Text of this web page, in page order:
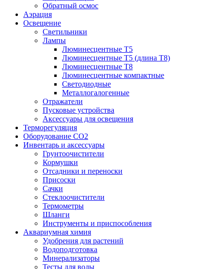
Обратный осмос
Аэрация
Освещение
Светильники
Лампы
Люминесцентные T5
Люминесцентные T5 (длина T8)
Люминесцентные T8
Люминесцентные компактные
Светодиодные
Металлогалогенные
Отражатели
Пусковые устройства
Аксессуары для освещения
Терморегуляция
Оборудование CO2
Инвентарь и аксессуары
Грунтоочистители
Кормушки
Отсадники и переноски
Присоски
Сачки
Стеклоочистители
Термометры
Шланги
Инструменты и приспособления
Аквариумная химия
Удобрения для растений
Водоподготовка
Минерализаторы
Тесты для воды